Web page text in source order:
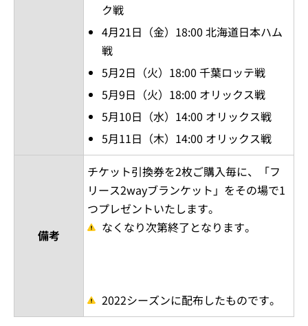
ク戦
4月21日（金）18:00 北海道日本ハム
戦
5月2日（火）18:00 千葉ロッテ戦
5月9日（火）18:00 オリックス戦
5月10日（水）14:00 オリックス戦
5月11日（木）14:00 オリックス戦
チケット引換券を2枚ご購入毎に、「フ
リース2wayブランケット」をその場で1
つプレゼントいたします。
なくなり次第終了となります。